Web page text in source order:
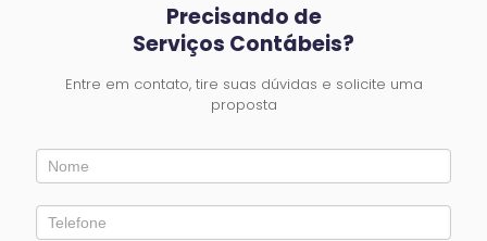
Precisando de
Serviços Contábeis?
Entre em contato, tire suas dúvidas e solicite uma
proposta
Entre
em